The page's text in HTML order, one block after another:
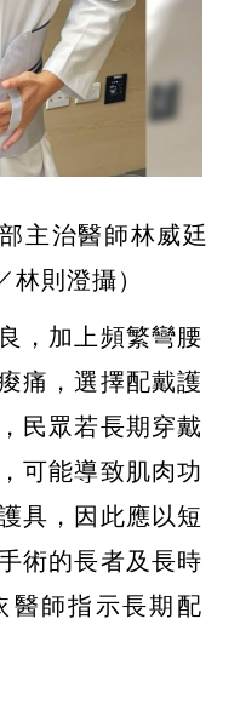
主治醫師林威廷
則澄攝）
，加上頻繁彎腰
痛，選擇配戴護
民眾若長期穿戴
可能導致肌肉功
具，因此應以短
術的長者及長時
醫師指示長期配